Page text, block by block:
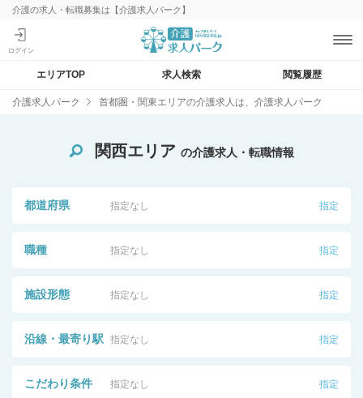
介護の求人・転職募集は【介護求人パーク】
エリアTOP 求人検索 閲覧履歴
介護求人パーク 首都圏・関東エリアの介護求人は、介護求人パーク
関西エリア の介護求人・転職情報
都道府県 指定なし 指定
職種 指定なし 指定
施設形態 指定なし 指定
沿線・最寄り駅 指定なし 指定
こだわり条件 指定なし 指定